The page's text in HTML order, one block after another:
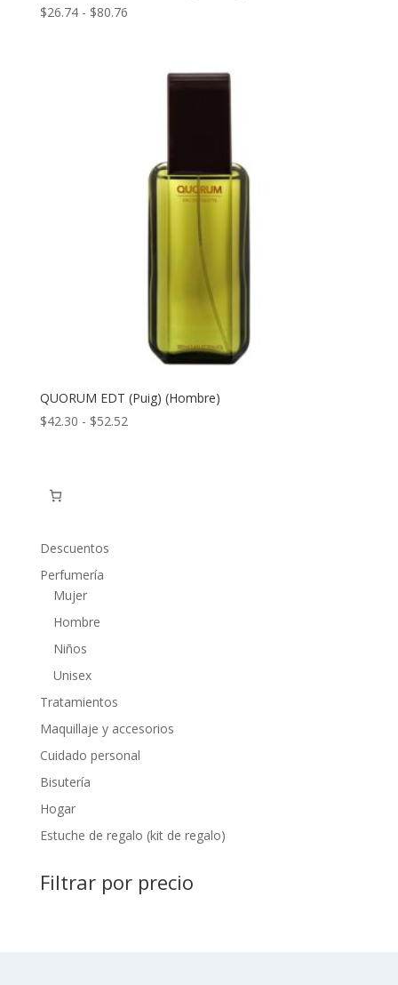
$26.74 - $80.76Rango
QUORUM EDT (Puig) (Hombre)
$42.30 - $52.52Rango
Descuentos
Perfumería
Mujer
Hombre
Niños
Unisex
Tratamientos
Maquillaje y accesorios
Cuidado personal
Bisutería
Hogar
Estuche de regalo (kit de regalo)
Filtrar por precio